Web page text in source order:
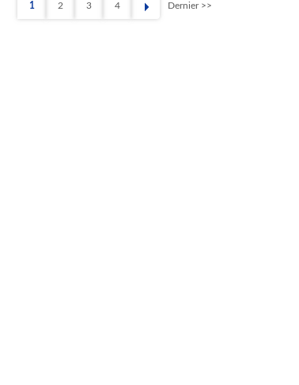
Page
1
Page
2
Page
3
Page
4
Dernière
Dernier >>